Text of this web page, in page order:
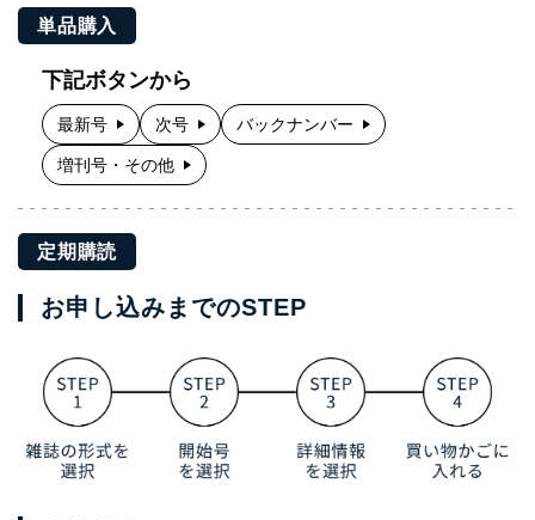
単品購入
下記ボタンから
最新号 次号 バックナンバー
増刊号・その他
定期購読
お申し込みまでのSTEP